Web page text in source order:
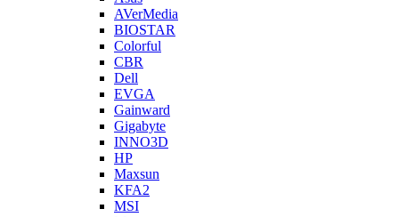
AVerMedia
BIOSTAR
Colorful
CBR
Dell
EVGA
Gainward
Gigabyte
INNO3D
HP
Maxsun
KFA2
MSI